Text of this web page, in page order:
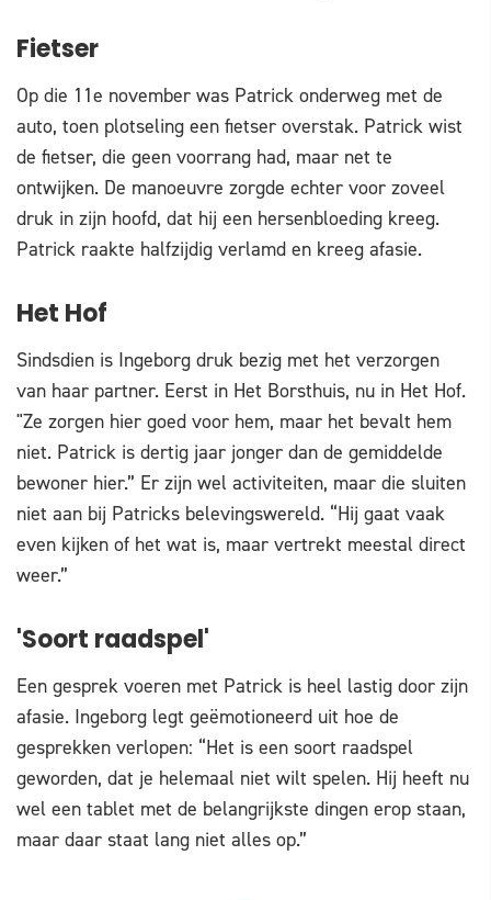
Fietser
Op die 11e november was Patrick onderweg met de
auto, toen plotseling een fietser overstak. Patrick wist
de fietser, die geen voorrang had, maar net te
ontwijken. De manoeuvre zorgde echter voor zoveel
druk in zijn hoofd, dat hij een hersenbloeding kreeg.
Patrick raakte halfzijdig verlamd en kreeg afasie.
Het Hof
Sindsdien is Ingeborg druk bezig met het verzorgen
van haar partner. Eerst in Het Borsthuis, nu in Het Hof.
"Ze zorgen hier goed voor hem, maar het bevalt hem
niet. Patrick is dertig jaar jonger dan de gemiddelde
bewoner hier.” Er zijn wel activiteiten, maar die sluiten
niet aan bij Patricks belevingswereld. “Hij gaat vaak
even kijken of het wat is, maar vertrekt meestal direct
weer.”
'Soort raadspel'
Een gesprek voeren met Patrick is heel lastig door zijn
afasie. Ingeborg legt geëmotioneerd uit hoe de
gesprekken verlopen: “Het is een soort raadspel
geworden, dat je helemaal niet wilt spelen. Hij heeft nu
wel een tablet met de belangrijkste dingen erop staan,
maar daar staat lang niet alles op.”